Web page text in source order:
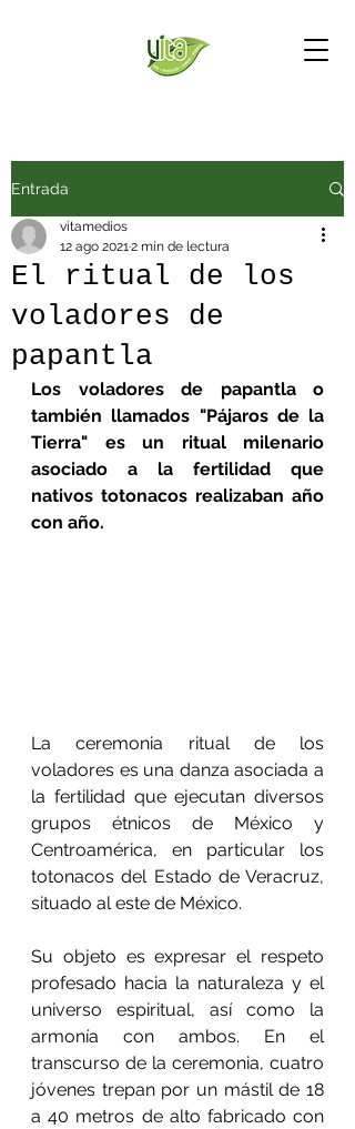
Entrada
El ritual de los
voladores de
papantla
vitamedios
12 ago 20212 min de lectura
Los voladores de papantla o
también llamados "Pájaros de la
Tierra" es un ritual milenario
asociado a la fertilidad que
nativos totonacos realizaban año
con año.
La ceremonia ritual de los
voladores es una danza asociada a
la fertilidad que ejecutan diversos
grupos étnicos de México y
Centroamérica, en particular los
totonacos del Estado de Veracruz,
situado al este de México.
Su objeto es expresar el respeto
profesado hacia la naturaleza y el
universo espiritual, así como la
armonía con ambos. En el
transcurso de la ceremonia, cuatro
jóvenes trepan por un mástil de 18
a 40 metros de alto fabricado con